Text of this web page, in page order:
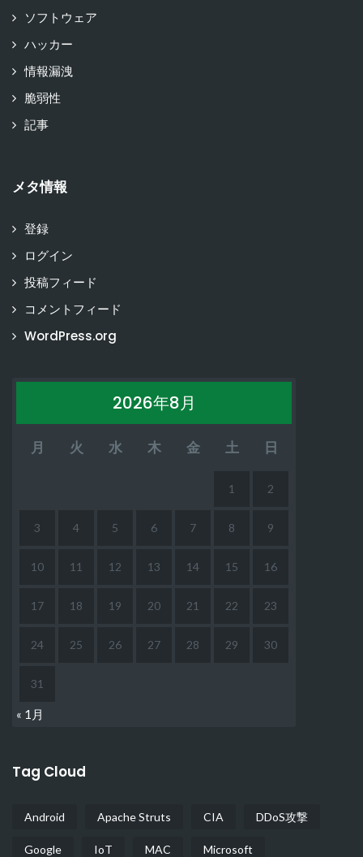
ソフトウェア
ハッカー
情報漏洩
脆弱性
記事
メタ情報
登録
ログイン
投稿フィード
コメントフィード
WordPress.org
2026年8月
月 火 水 木 金 土 日
1 2
3 4 5 6 7 8 9
10 11 12 13 14 15 16
17 18 19 20 21 22 23
24 25 26 27 28 29 30
31
« 1月
Tag Cloud
Android Apache Struts CIA DDoS攻撃
Google IoT MAC Microsoft